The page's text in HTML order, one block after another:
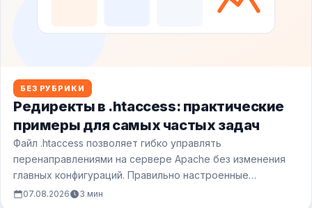
БЕЗ РУБРИКИ
Редиректы в .htaccess: практические
примеры для самых частых задач
Файл .htaccess позволяет гибко управлять
перенаправлениями на сервере Apache без изменения
главных конфигураций. Правильно настроенные
редиректы сохраняют SEO-позиции при смене…
07.08.2026 3 мин